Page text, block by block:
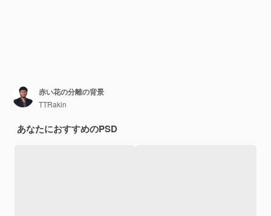
赤い花の分離の背景
TTRakin
あなたにおすすめのPSD